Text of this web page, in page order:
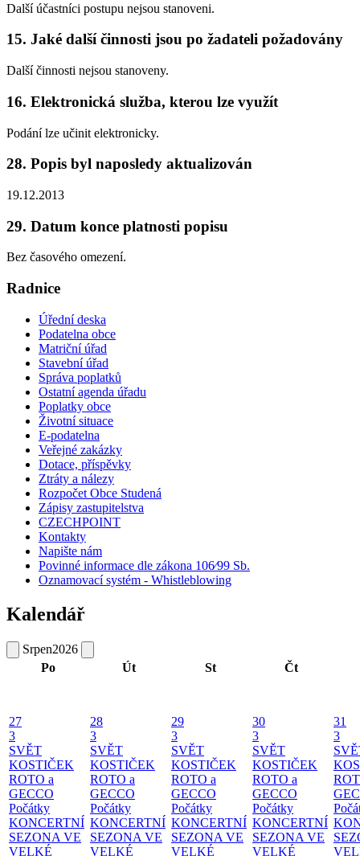
Další účastníci postupu nejsou stanoveni.
15. Jaké další činnosti jsou po žadateli požadovány
Další činnosti nejsou stanoveny.
16. Elektronická služba, kterou lze využít
Podání lze učinit elektronicky.
28. Popis byl naposledy aktualizován
19.12.2013
29. Datum konce platnosti popisu
Bez časového omezení.
Radnice
Úřední deska
Podatelna obce
Matriční úřad
Stavební úřad
Správa poplatků
Ostatní agenda úřadu
Poplatky obce
Životní situace
E-podatelna
Veřejné zakázky
Dotace, příspěvky
Ztráty a nálezy
Rozpočet Obce Studená
Zápisy zastupitelstva
CZECHPOINT
Kontakty
Napište nám
Povinné informace dle zákona 106⁄99 Sb.
Oznamovací systém - Whistleblowing
Kalendář
Srpen2026
Po
Út St Čt
27
3
SVĚT
KOSTIČEK
ROTO a
GECCO
Počátky
KONCERTNÍ
SEZONA VE
VELKÉ
28
3
SVĚT
KOSTIČEK
ROTO a
GECCO
Počátky
KONCERTNÍ
SEZONA VE
VELKÉ
29
3
SVĚT
KOSTIČEK
ROTO a
GECCO
Počátky
KONCERTNÍ
SEZONA VE
VELKÉ
30
3
SVĚT
KOSTIČEK
ROTO a
GECCO
Počátky
KONCERTNÍ
SEZONA VE
VELKÉ
31
3